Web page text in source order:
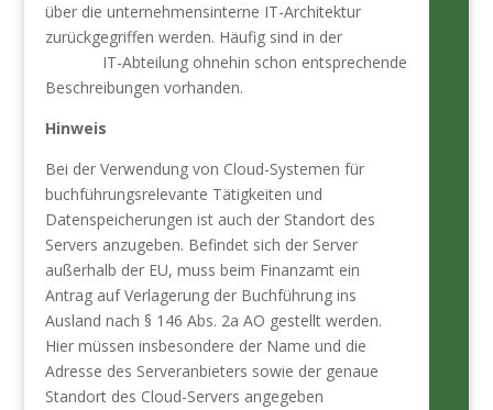
über die unternehmensinterne IT-Archi­tektur
zurückgegriffen werden. Häufig sind in der
IT-Abteilung ohnehin schon entsprechende
Beschreibungen vorhanden.
Hinweis
Bei der Verwendung von Cloud-Systemen für
buchführungsrelevante Tätigkeiten und
Datenspeicherungen ist auch der Standort des
Servers anzugeben. Befindet sich der Server
außerhalb der EU, muss beim Finanzamt ein
Antrag auf Verlagerung der Buchführung ins
Ausland nach § 146 Abs. 2a AO gestellt werden.
Hier müssen insbesondere der Name und die
Adresse des Serveranbieters sowie der genaue
Standort des Cloud-Servers angegeben